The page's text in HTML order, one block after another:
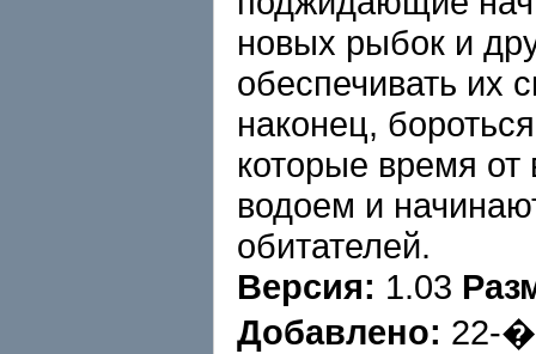
новых рыбок и
обеспечивать их
наконец,
которые время
водоем и
обитателей.
Версия: 1.03
Добавлено: 22-